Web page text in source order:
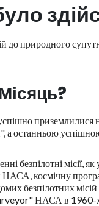
природного
останньою
місії, як
космічну
безпілотних місій
НАСА в 1960-х